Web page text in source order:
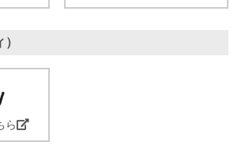
ら